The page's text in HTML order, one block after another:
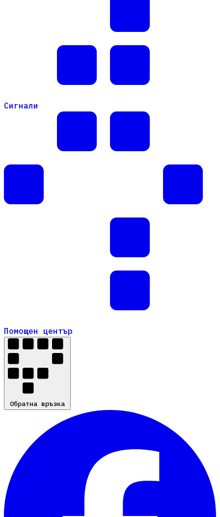
Сигнали
Помощен център
Помощен център
Обратна връзка
Обратна връзка